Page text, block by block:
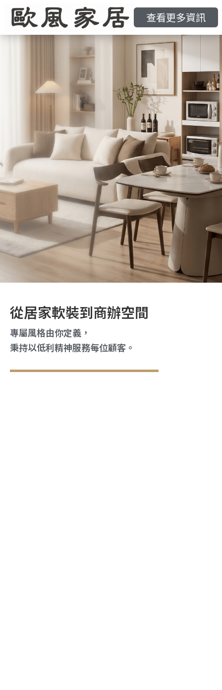
讓家，成為心靈最溫柔的歸宿
歐風家居在地深耕三十年
全室家具一站購足
從居家軟裝到商辦空間
專屬風格由你定義，
秉持以低利精神服務每位顧客。